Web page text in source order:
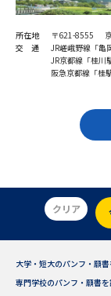
所在地
〒621-8555 京
交 通
JR嵯峨野線「亀
JR京都線「桂川
阪急京都線「桂
クリア
大学・短大のパンフ・願
専門学校のパンフ・願書を